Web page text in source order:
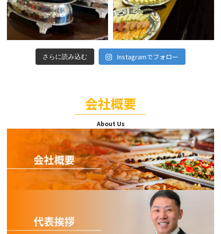
さらに読み込む Instagramでフォロー
会社概要
About Us